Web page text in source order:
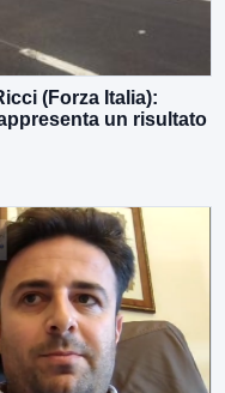
(Forza Italia):
un risultato